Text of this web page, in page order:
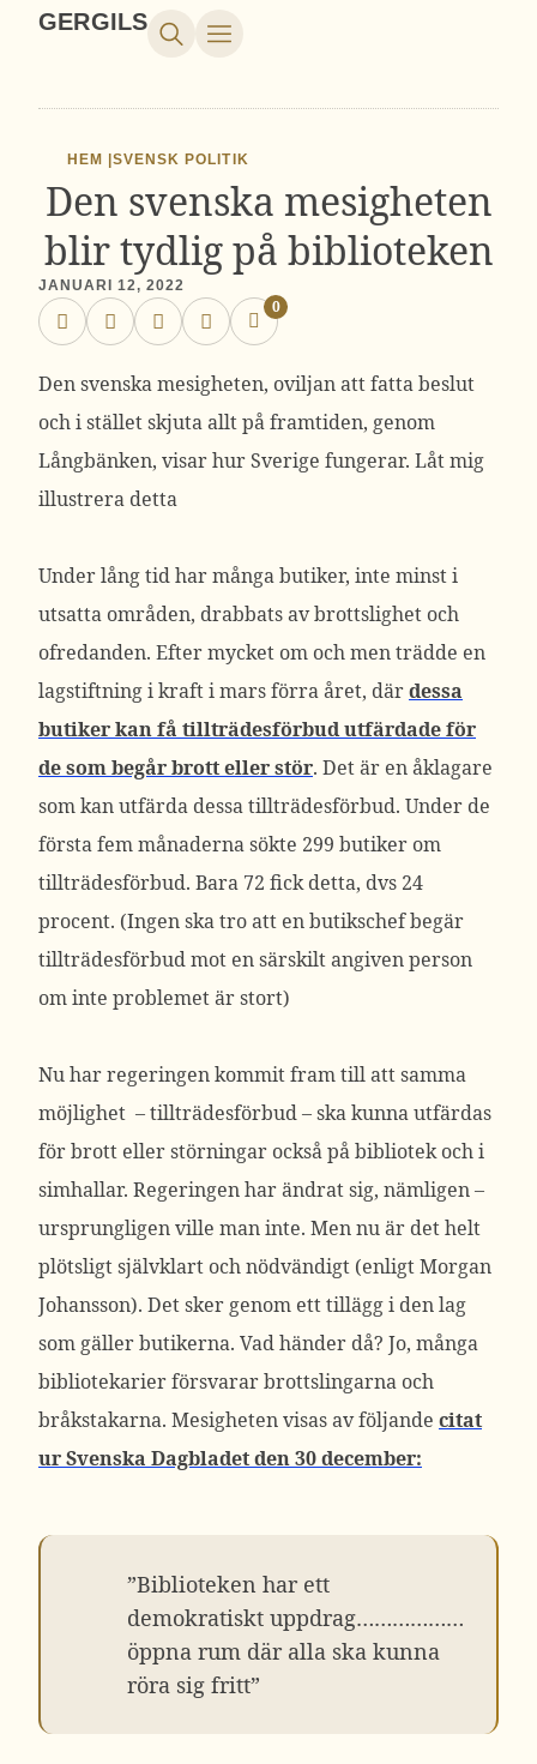
GERGILS
HEM |SVENSK POLITIK
Den svenska mesigheten
blir tydlig på biblioteken
JANUARI 12, 2022
0
Den svenska mesigheten, oviljan att fatta beslut
och i stället skjuta allt på framtiden, genom
Långbänken, visar hur Sverige fungerar. Låt mig
illustrera detta
Under lång tid har många butiker, inte minst i
utsatta områden, drabbats av brottslighet och
ofredanden. Efter mycket om och men trädde en
lagstiftning i kraft i mars förra året, därdessa
butiker kan få tillträdesförbud utfärdade för
de som begår brott eller stör. Det är en åklagare
som kan utfärda dessa tillträdesförbud. Under de
första fem månaderna sökte 299 butiker om
tillträdesförbud. Bara 72 fick detta, dvs 24
procent. (Ingen ska tro att en butikschef begär
tillträdesförbud mot en särskilt angiven person
om inte problemet är stort)
Nu har regeringen kommit fram till att samma
möjlighet – tillträdesförbud – ska kunna utfärdas
för brott eller störningar också på bibliotek och i
simhallar. Regeringen har ändrat sig, nämligen –
ursprungligen ville man inte. Men nu är det helt
plötsligt självklart och nödvändigt (enligt Morgan
Johansson). Det sker genom ett tillägg i den lag
som gäller butikerna. Vad händer då? Jo, många
bibliotekarier försvarar brottslingarna och
bråkstakarna. Mesigheten visas av följande citat
ur Svenska Dagbladet den 30 december:
”Biblioteken har ett
demokratiskt uppdrag………………
öppna rum där alla ska kunna
röra sig fritt”